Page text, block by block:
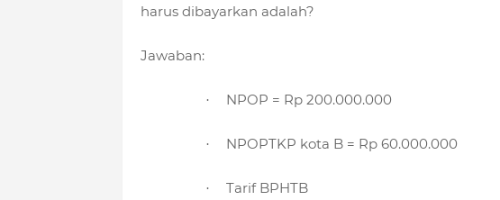
harus dibayarkan adalah?
Jawaban:
· NPOP = Rp 200.000.000
· NPOPTKP kota B = Rp 60.000.000
· Tarif BPHTB